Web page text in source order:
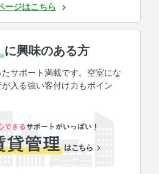
ージはこちら
に興味のある方
サポート満載です。空室にな
入る強い客付け力もポイン